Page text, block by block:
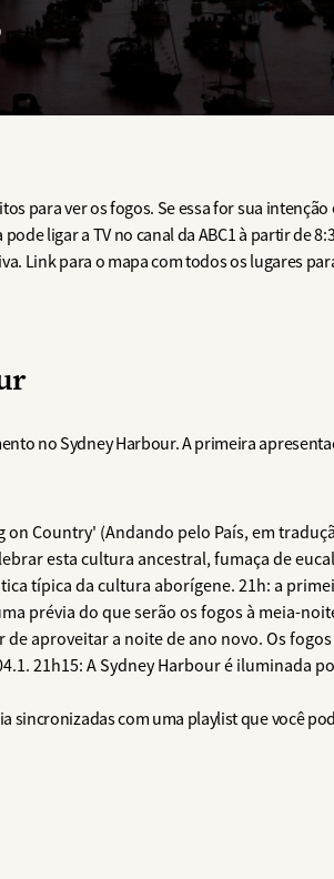
para ver os fogos. Se essa for sua
ligar a TV no canal da ABC1 à partir de
Link para o mapa com todos os lugares
no Sydney Harbour. A primeira
on Country' (Andando pelo País, em
esta cultura ancestral, fumaça de
típica da cultura aborígene. 21h: a
prévia do que serão os fogos à meia-
aproveitar a noite de ano novo. Os
21h15: A Sydney Harbour é iluminada
com uma playlist que você